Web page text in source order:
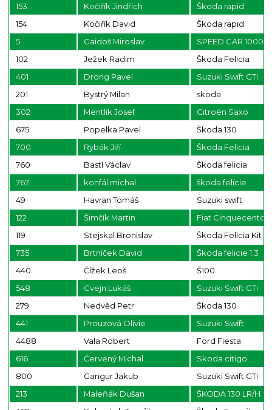
153
Kočiřík Jindřich
Škoda rapid
154
Kočiřík David
Škoda rapid
5
Gaidoš Miroslav
SPEED CAR
102
Ježek Radim
Škoda Felicia
401
Drong Pavel
Suzuki Swift GTI
201
Bystrý Milan
skoda
302
Mentlík Josef
Citroën Saxo
675
Popelka Pavel
Škoda 130
700
Rybák Jiří
Škoda Felicia
760
Bastl Václav
Škoda felicia
767
konfál michal
škoda felície
49
Havran Tomáš
Suzuki swift
122
Šimčík Martin
Fiat Cinquecento
119
Stejskal Bronislav
Škoda Felicia Kit
735
Brtníček David
Škoda felicie 1.3
440
Čížek Leoš
Š100
548
Cvejn Lukáš
Suzuki Swift GTi
279
Nedvěd Petr
Škoda 130
441
Prouzová Olivie
Suzuki Swift
4488
Vala Robert
Ford Fiesta
616
Červený Michal
Skoda citigo
800
Gangur Jakub
Suzuki Swift GTi
213
Maleňák Dušan
ŠKODA 130 LR/H